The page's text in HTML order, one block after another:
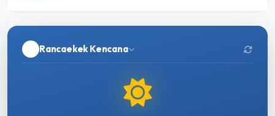
Rancaekek Kencana